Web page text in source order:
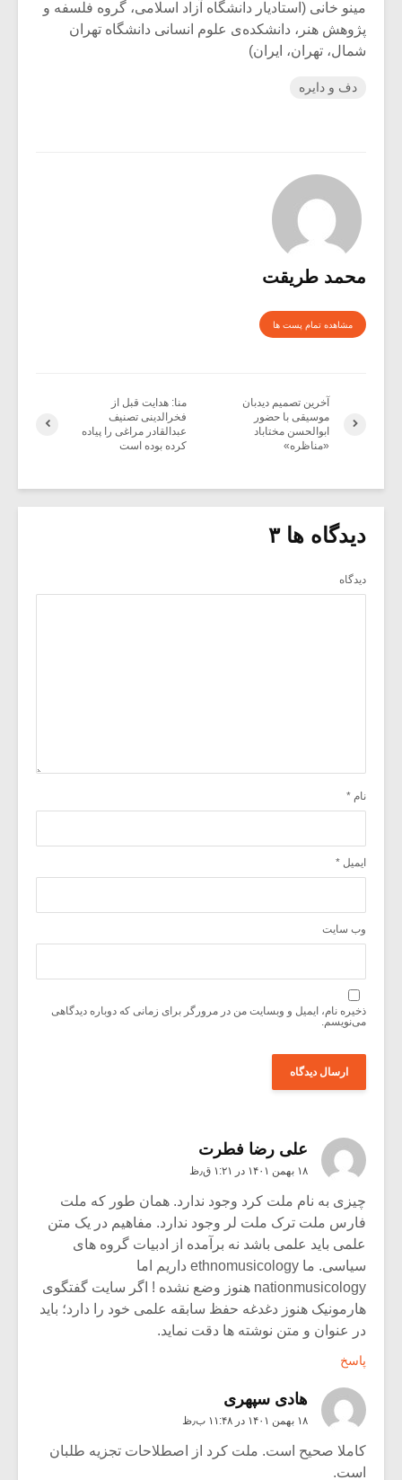
مینو خانی (استادیار دانشگاه آزاد اسلامی، گروه فلسفه و
پژوهش هنر، دانشکده‌ی علوم انسانی دانشگاه تهران
شمال، تهران، ایران)
دف و دایره
محمد طریقت
مشاهده تمام پست ها
منا: هدایت قبل از
فخرالدینی تصنیف
عبدالقادر مراغی را پیاده
کرده بوده است
آخرین تصمیم دیدبان
موسیقی با حضور
ابوالحسن مختاباد
«مناظره»
دیدگاه ها ۳
دیدگاه
نام *
ایمیل *
وب‌ سایت
ذخیره نام، ایمیل و وبسایت من در مرورگر برای زمانی که دوباره دیدگاهی
می‌نویسم.
علی رضا فطرت
۱۸ بهمن ۱۴۰۱ در ۱:۲۱ ق٫ظ
چیزی به نام ملت کرد وجود ندارد. همان طور که ملت
فارس ملت ترک ملت لر وجود ندارد. مفاهیم در یک متن
علمی باید علمی باشد نه برآمده از ادبیات گروه های
سیاسی. ما ethnomusicology داریم اما
nationmusicology هنوز وضع نشده ! اگر سایت گفتگوی
هارمونیک هنوز دغدغه حفظ سابقه علمی خود را دارد؛ باید
در عنوان و متن نوشته ها دقت نماید.
پاسخ
هادی سپهری
۱۸ بهمن ۱۴۰۱ در ۱۱:۴۸ ب٫ظ
کاملا صحیح است. ملت کرد از اصطلاحات تجزیه طلبان
است.